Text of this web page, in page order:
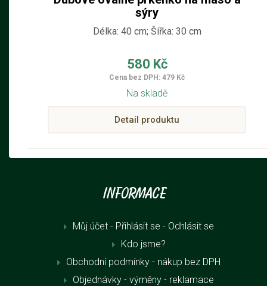
sýry
Délka: 40 cm; Šířka: 30 cm
580 Kč
Cena bez DPH: 479 Kč
Na skladě
Detail produktu
Informace
Můj účet - Přihlásit se - Odhlásit se
Kdo jsme?
Obchodní podmínky - nákup bez DPH
Objednávky - výměny - reklamace